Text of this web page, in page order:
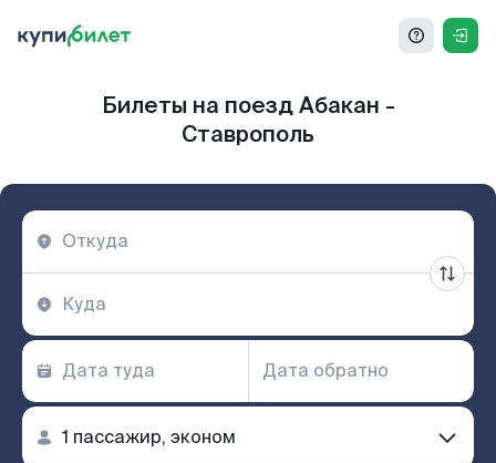
Билеты на поезд Абакан -
Ставрополь